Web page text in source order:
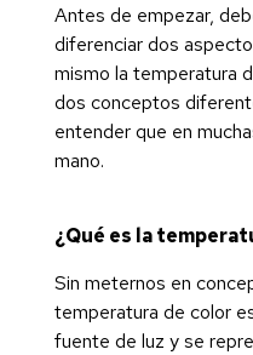
Antes de empezar,
diferenciar dos
mismo la temperatura
dos conceptos
entender que en
mano.
¿Qué es la
Sin meternos en
temperatura de color
fuente de luz y se